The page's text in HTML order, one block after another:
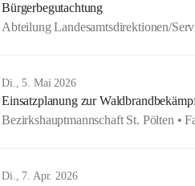
Bürgerbegutachtung
Abteilung Landesamtsdirektionen/
Di., 5. Mai 2026
Einsatzplanung zur
Bezirkshauptmannschaft St. Pölten •
Di., 7. Apr. 2026